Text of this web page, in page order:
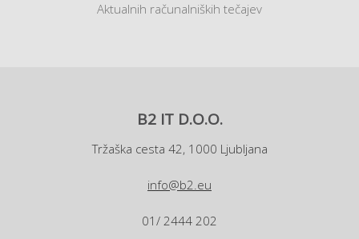
Aktualnih računalniških tečajev
B2 IT D.O.O.
Tržaška cesta 42, 1000 Ljubljana
info@b2.eu
01/ 2444 202